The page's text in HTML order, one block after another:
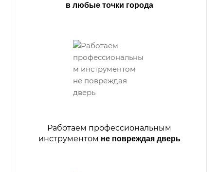
в любые точки города
Работаем профессиональным
инструментом не повреждая дверь